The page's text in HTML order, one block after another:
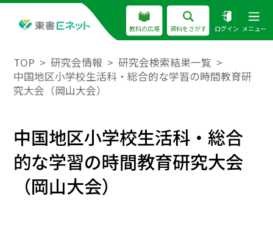
教科の広場 資料をさがす ログイン メニュー
TOP 研究会情報
研究会検索結果一覧
中国地区小学校生活科・総合的な学習の時間教育研
究大会（岡山大会）
中国地区小学校生活科・総合
的な学習の時間教育研究大会
（岡山大会）